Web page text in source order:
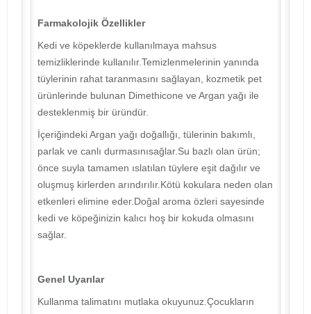
Farmakolojik Özellikler
Kedi ve köpeklerde kullanılmaya mahsus
temizliklerinde kullanılır.Temizlenmelerinin yanında
tüylerinin rahat taranmasını sağlayan, kozmetik pet
ürünlerinde bulunan Dimethicone ve Argan yağı ile
desteklenmiş bir üründür.
İçeriğindeki Argan yağı doğallığı, tülerinin bakımlı,
parlak ve canlı durmasınısağlar.Su bazlı olan ürün;
önce suyla tamamen ıslatılan tüylere eşit dağılır ve
oluşmuş kirlerden arındırılır.Kötü kokulara neden olan
etkenleri elimine eder.Doğal aroma özleri sayesinde
kedi ve köpeğinizin kalıcı hoş bir kokuda olmasını
sağlar.
Genel Uyarılar
Kullanma talimatını mutlaka okuyunuz.Çocukların